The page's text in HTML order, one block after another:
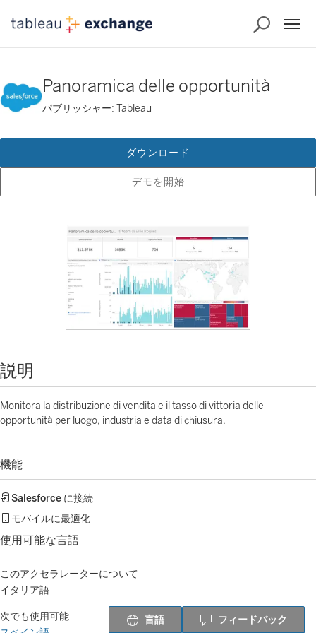
Panoramica delle opportunità
パブリッシャー: Tableau
デモを開始
ダウンロード
説明
Monitora la distribuzione di vendita e il tasso di vittoria delle
opportunità per luogo, industria e data di chiusura.
機能
Salesforce に接続
モバイルに最適化
使用可能な言語
このアクセラレーターについて
イタリア語
次でも使用可能
言語 フィードバック